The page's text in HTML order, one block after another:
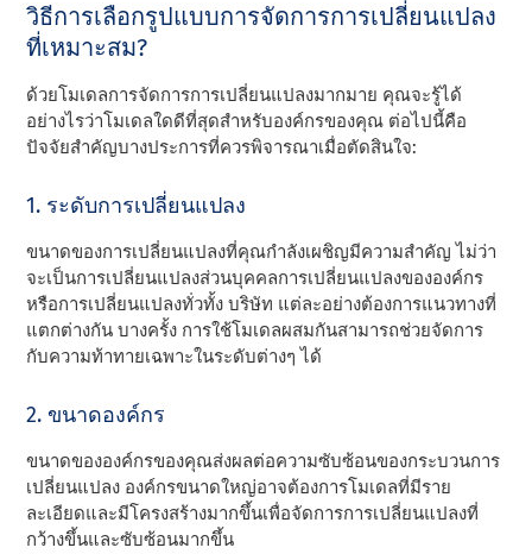
วิธีการเลือกรูปแบบการจัดการการเปลี่ยนแปลง
ที่เหมาะสม?
ด้วยโมเดลการจัดการการเปลี่ยนแปลงมากมาย คุณจะรู้ได้
อย่างไรว่าโมเดลใดดีที่สุดสําหรับองค์กรของคุณ ต่อไปนี้คือ
ปัจจัยสําคัญบางประการที่ควรพิจารณาเมื่อตัดสินใจ:
1. ระดับการเปลี่ยนแปลง
ขนาดของการเปลี่ยนแปลงที่คุณกําลังเผชิญมีความสําคัญ ไม่ว่า
จะเป็นการเปลี่ยนแปลงส่วนบุคคลการเปลี่ยนแปลงขององค์กร
หรือการเปลี่ยนแปลงทั่วทั้ง บริษัท แต่ละอย่างต้องการแนวทางที่
แตกต่างกัน บางครั้ง การใช้โมเดลผสมกันสามารถช่วยจัดการ
กับความท้าทายเฉพาะในระดับต่างๆ ได้
2. ขนาดองค์กร
ขนาดขององค์กรของคุณส่งผลต่อความซับซ้อนของกระบวนการ
เปลี่ยนแปลง องค์กรขนาดใหญ่อาจต้องการโมเดลที่มีราย
ละเอียดและมีโครงสร้างมากขึ้นเพื่อจัดการการเปลี่ยนแปลงที่
กว้างขึ้นและซับซ้อนมากขึ้น